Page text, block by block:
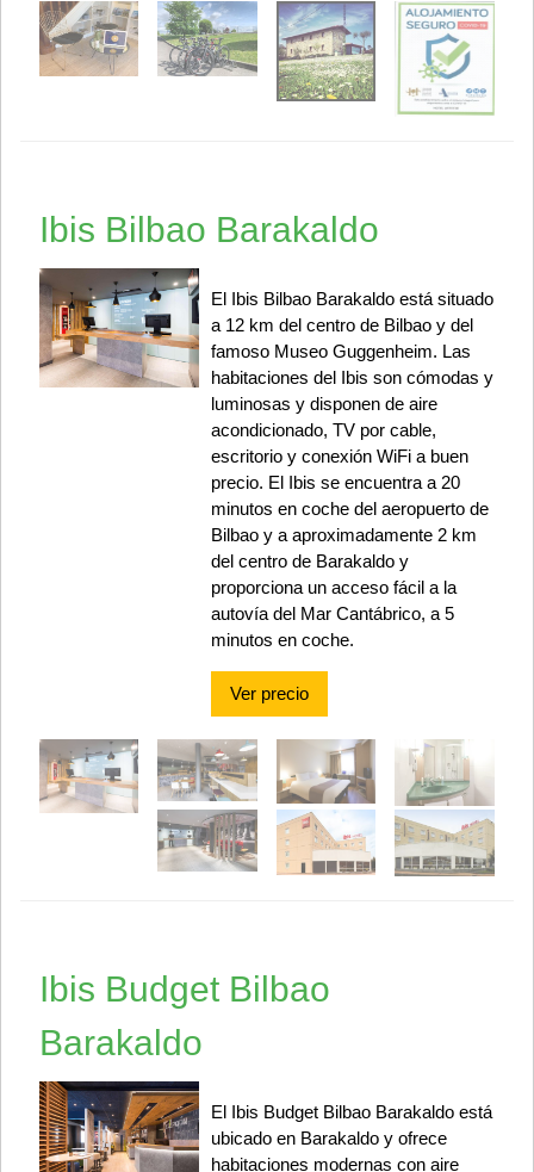
Ibis Bilbao Barakaldo
El Ibis Bilbao Barakaldo está situado
a 12 km del centro de Bilbao y del
famoso Museo Guggenheim. Las
habitaciones del Ibis son cómodas y
luminosas y disponen de aire
acondicionado, TV por cable,
escritorio y conexión WiFi a buen
precio. El Ibis se encuentra a 20
minutos en coche del aeropuerto de
Bilbao y a aproximadamente 2 km
del centro de Barakaldo y
proporciona un acceso fácil a la
autovía del Mar Cantábrico, a 5
minutos en coche.
Ver precio
Ibis Budget Bilbao
Barakaldo
El Ibis Budget Bilbao Barakaldo está
ubicado en Barakaldo y ofrece
habitaciones modernas con aire